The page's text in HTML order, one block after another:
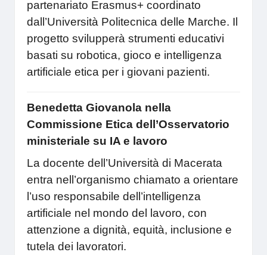
partenariato Erasmus+ coordinato
dall’Università Politecnica delle Marche. Il
progetto svilupperà strumenti educativi
basati su robotica, gioco e intelligenza
artificiale etica per i giovani pazienti.
Benedetta Giovanola nella
Commissione Etica dell’Osservatorio
ministeriale su IA e lavoro
La docente dell’Università di Macerata
entra nell’organismo chiamato a orientare
l’uso responsabile dell’intelligenza
artificiale nel mondo del lavoro, con
attenzione a dignità, equità, inclusione e
tutela dei lavoratori.